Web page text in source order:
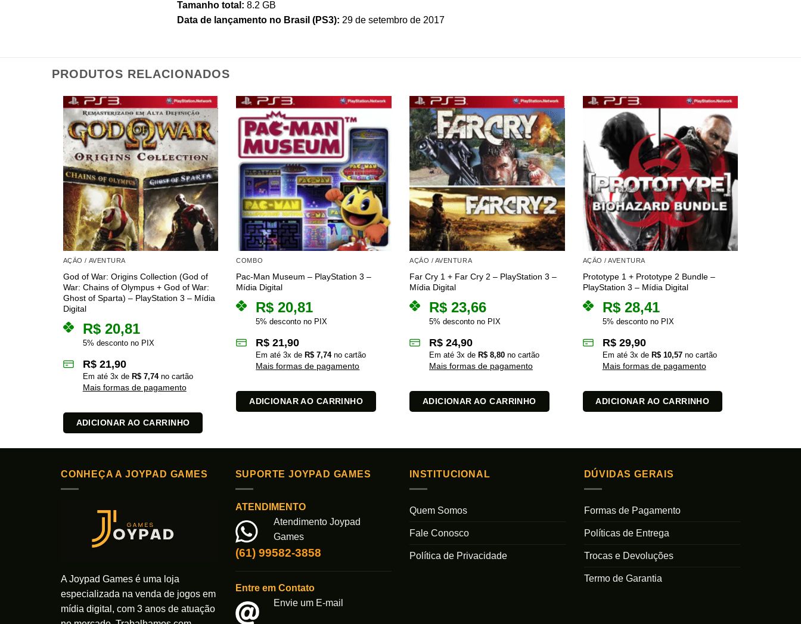
Tamanho total: 8.2 GB
Data de lançamento no Brasil (PS3): 29 de setembro de 2017
PRODUTOS RELACIONADOS
AÇÃO / AVENTURA
God of War: Origins Collection (God of
War: Chains of Olympus + God of War:
Ghost of Sparta) – PlayStation 3 – Mídia
Digital
R$20,81
5% desconto no PIX
R$21,90
Em até 3x de R$7,74no cartão
Mais formas de pagamento
ADICIONAR AO CARRINHO
COMBO
Pac-Man Museum – PlayStation 3 –
Mídia Digital
R$ 20,81
5% desconto no PIX
R$ 21,90
Em até3x de R$ 7,74no cartão
Mais formas de pagamento
ADICIONAR AO CARRINHO
AÇÃO / AVENTURA
Far Cry 1 + Far Cry 2 – PlayStation 3 –
Mídia Digital
R$ 23,66
5% desconto no PIX
R$ 24,90
Em até 3x de R$ 8,80 no cartão
Mais formas de pagamento
ADICIONAR AO CARRINHO
AÇÃO / AVENTURA
Prototype 1 + Prototype 2 Bundle –
PlayStation 3 – Mídia Digital
R$28,41
5% desconto no PIX
R$29,90
Em até 3x de R$10,57no cartão
Mais formas de pagamento
ADICIONAR AO CARRINHO
CONHEÇA A JOYPAD GAMES
A Joypad Games é uma loja
especializada na venda de jogos em
mídia digital, com 3 anos de atuação
SUPORTE JOYPAD GAMES
ATENDIMENTO
Atendimento Joypad
Games
(61) 99582-3858
Entre em Contato
Envie um E-mail
INSTITUCIONAL
Quem Somos
Fale Conosco
Política de Privacidade
DÚVIDAS GERAIS
Formas de Pagamento
Políticas de Entrega
Trocas e Devoluções
Termo de Garantia